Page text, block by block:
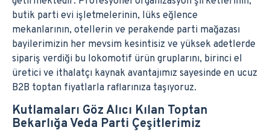
butik parti evi işletmelerinin, lüks eğlence
mekanlarının, otellerin ve perakende parti mağazası
bayilerimizin her mevsim kesintisiz ve yüksek adetlerde
sipariş verdiği bu lokomotif ürün gruplarını, birinci el
üretici ve ithalatçı kaynak avantajımız sayesinde en ucuz
B2B toptan fiyatlarla raflarınıza taşıyoruz.
Kutlamaları Göz Alıcı Kılan Toptan
Bekarlığa Veda Parti Çeşitlerimiz